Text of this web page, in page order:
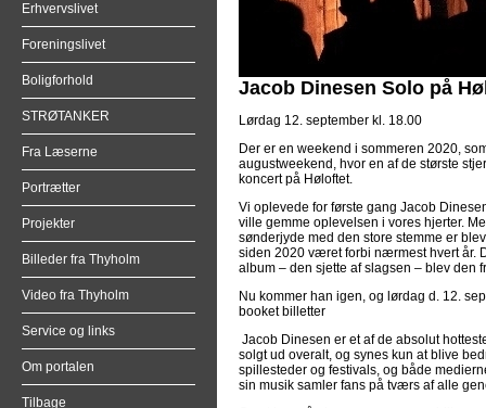
Erhvervslivet
Foreningslivet
Boligforhold
STRØTANKER
Fra Læserne
Portrætter
Projekter
Billeder fra Thyholm
Video fra Thyholm
Service og links
Om portalen
Tilbage
Jacob Dinesen Solo på
Lørdag 12. september kl. 18.00
Der er en weekend i sommeren 2020,
augustweekend, hvor en af de største
koncert på Høloftet.
Vi oplevede for første gang Jacob
ville gemme oplevelsen i vores hjerter.
sønderjyde med den store stemme er
siden 2020 været forbi nærmest hvert år.
album – den sjette af slagsen – blev den
Nu kommer han igen, og lørdag d. 12.
booket billetter
Jacob Dinesen er et af de absolut
solgt ud overalt, og synes kun at blive
spillesteder og festivals, og både
sin musik samler fans på tværs af alle